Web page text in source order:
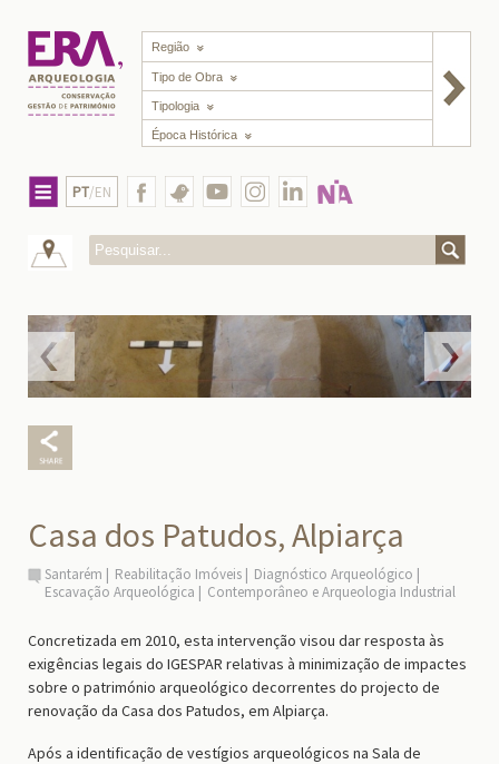
Região
Tipo de Obra
Tipologia
Época Histórica
PT/EN
Casa dos Patudos, Alpiarça
Santarém Reabilitação Imóveis
Diagnóstico Arqueológico
Escavação Arqueológica
Contemporâneo e Arqueologia Industrial
Concretizada em 2010, esta intervenção visou dar resposta às
exigências legais do IGESPAR relativas à minimização de impactes
sobre o património arqueológico decorrentes do projecto de
renovação da Casa dos Patudos, em Alpiarça.
Após a identificação de vestígios arqueológicos na Sala de